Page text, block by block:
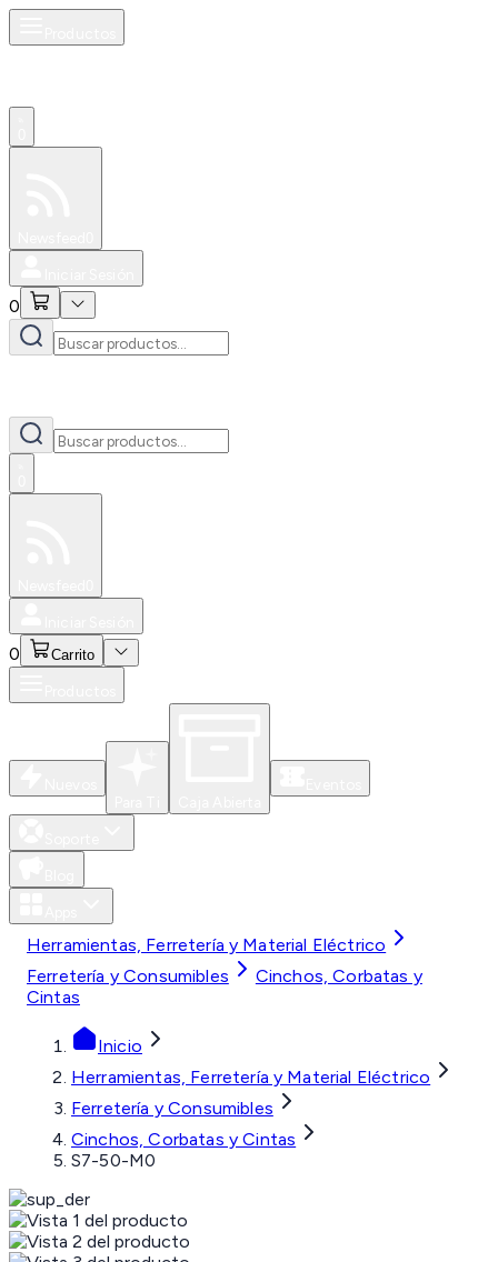
0
0 Carrito
Herramientas, Ferretería y Material Eléctrico
Ferretería y Consumibles
Cinchos, Corbatas y
Cintas
Inicio
Herramientas, Ferretería y Material Eléctrico
Ferretería y Consumibles
Cinchos, Corbatas y Cintas
S7-50-M0